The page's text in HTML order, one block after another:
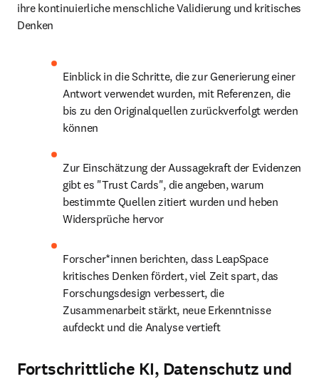
ihre kontinuierliche menschliche Validierung und kritisches
Denken
Einblick in die Schritte, die zur Generierung einer
Antwort verwendet wurden, mit Referenzen, die
bis zu den Originalquellen zurückverfolgt werden
können
Zur Einschätzung der Aussagekraft der Evidenzen
gibt es "Trust Cards", die angeben, warum
bestimmte Quellen zitiert wurden und heben
Widersprüche hervor
Forscher*innen berichten, dass LeapSpace
kritisches Denken fördert, viel Zeit spart, das
Forschungsdesign verbessert, die
Zusammenarbeit stärkt, neue Erkenntnisse
aufdeckt und die Analyse vertieft
Fortschrittliche KI, Datenschutz und